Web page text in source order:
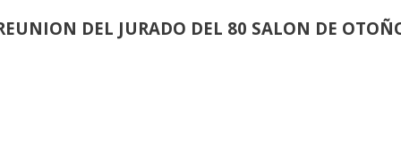
DEL JURADO DEL 80 SALON DE